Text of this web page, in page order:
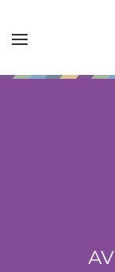
Accéder au